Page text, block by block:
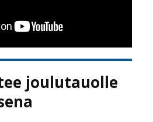
joulutauolle